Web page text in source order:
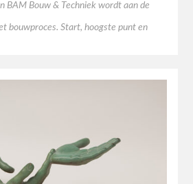
BAM Bouw & Techniek wordt aan de
bouwproces. Start, hoogste punt en